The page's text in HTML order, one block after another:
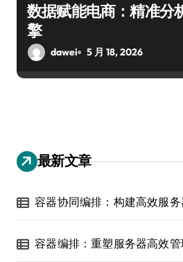
数据赋能电商：精准分
擎
dawei 5 月 18, 2026
最新文章
容器协同编排：构建高效服
容器编排：重塑服务器高效